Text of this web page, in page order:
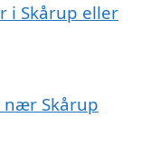
i Skårup eller
nær Skårup